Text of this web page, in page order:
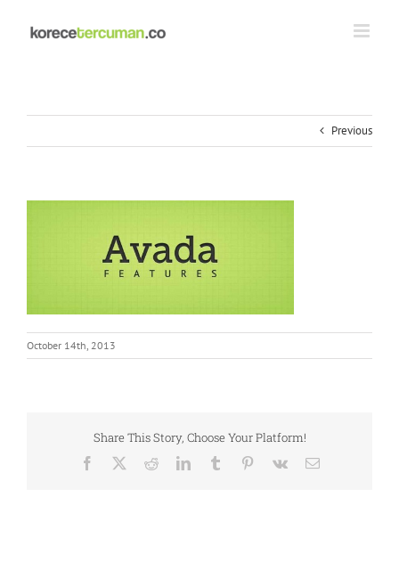
content
Previous
October 14th, 2013
Share This Story, Choose Your Platform!
Facebook RedditLinkedInTumblr Pinterest
Vk Email